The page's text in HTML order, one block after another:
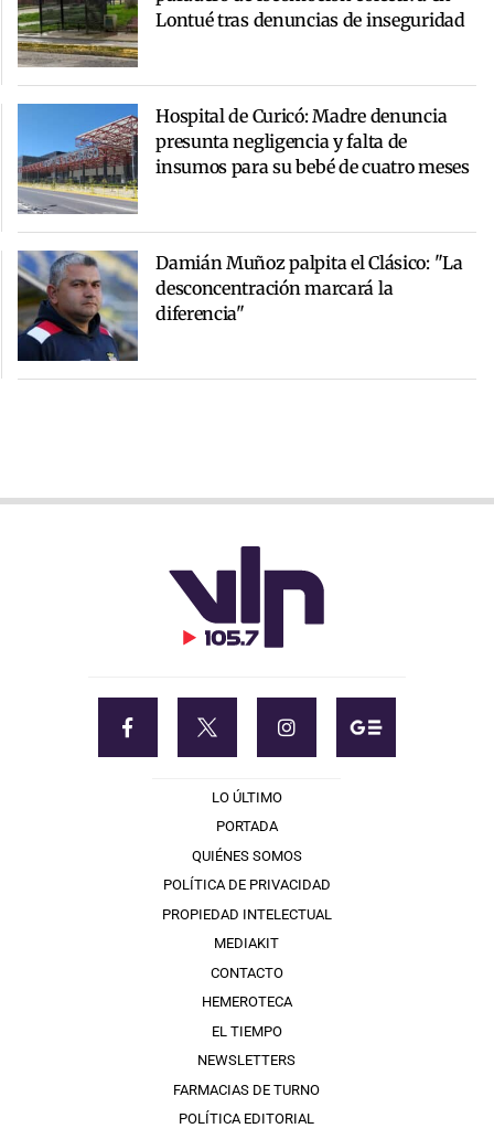
Lontué tras denuncias de inseguridad
Hospital de Curicó: Madre denuncia
presunta negligencia y falta de
insumos para su bebé de cuatro meses
Damián Muñoz palpita el Clásico: "La
desconcentración marcará la
diferencia"
LO ÚLTIMO
PORTADA
QUIÉNES SOMOS
POLÍTICA DE PRIVACIDAD
PROPIEDAD INTELECTUAL
MEDIAKIT
CONTACTO
HEMEROTECA
EL TIEMPO
NEWSLETTERS
FARMACIAS DE TURNO
POLÍTICA EDITORIAL